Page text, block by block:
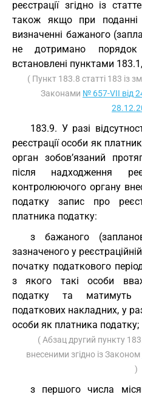
реєстрації згідно із
також якщо при поданні
визначенні бажаного
не дотримано
встановлені пунктами
( Пункт 183.8 статті 183 із
Законами № 657-VII від
183.9. У разі
реєстрації особи як
орган зобов’язаний
після надходження
контролюючого органу
податку запис про
платника податку:
з бажаного
зазначеного у
початку податкового
з якого такі особи
податку та
податкових накладних, у
особи як платника податку;
( Абзац другий пункту
внесеними згідно із Законом
)
з першого числа